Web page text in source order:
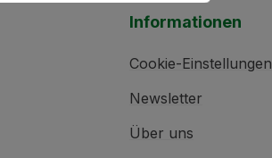
Informationen
Cookie-Einstellungen
Newsletter
Über uns